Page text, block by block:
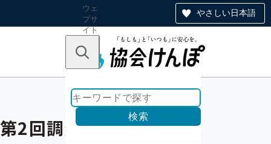
やさしい日本語
ウェ
ブサ
イト
のナ
ン
キーワードで探す
検索
第2回調査研究報告会